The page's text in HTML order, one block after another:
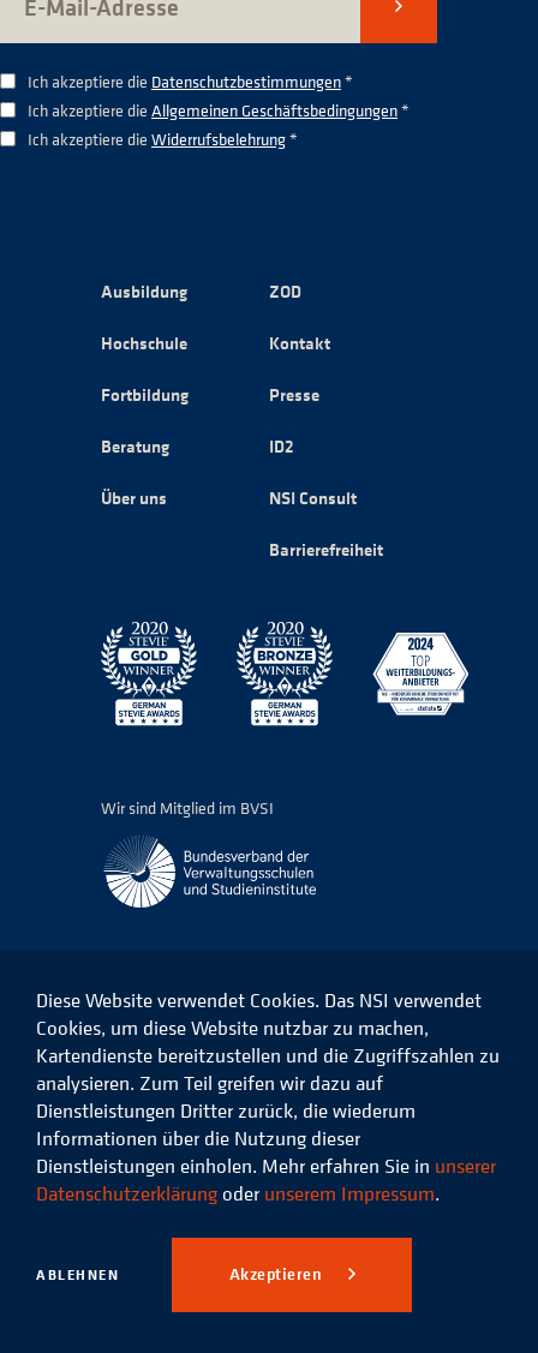
Senden
Ich akzeptiere die Datenschutzbestimmungen*
Ich akzeptiere die Allgemeinen Geschäftsbedingungen*
Ich akzeptiere die Widerrufsbelehrung*
Ausbildung
Hochschule
Fortbildung
Beratung
Über uns
ZOD
Kontakt
Presse
ID2
NSI Consult
Barrierefreiheit
Wir sind Mitglied im BVSI
Das
NSI
Facebook
Das
NSI
auf
LinkedIn
Das
NSI
auf
Instagram
Das
Xing
© 2026 Niedersächsisches
Studieninstitut für kommunale
Verwaltung e.V.
Datenschutz Impressum
Diese Website verwendet Cookies. Das NSI verwendet
Cookies, um diese Website nutzbar zu machen,
Kartendienste bereitzustellen und die Zugriffszahlen zu
analysieren. Zum Teil greifen wir dazu auf
Dienstleistungen Dritter zurück, die wiederum
Informationen über die Nutzung dieser
Dienstleistungen einholen. Mehr erfahren Sie in unserer
Datenschutzerklärung oder unserem Impressum.
ABLEHNEN Akzeptieren